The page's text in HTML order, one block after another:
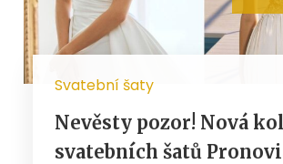
Svatební šaty
Nevěsty pozor! Nová
svatebních šatů